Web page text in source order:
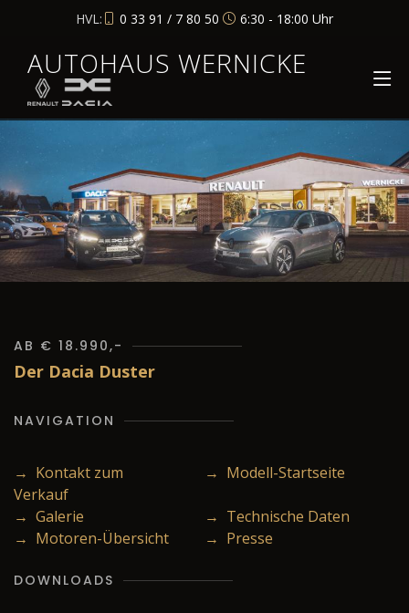
HVL: 0 33 91 / 7 80 50 6:30 - 18:00 Uhr
AUTOHAUS WERNICKE
AB € 18.990,-
Der Dacia Duster
NAVIGATION
→ Kontakt zum
Verkauf
→ Modell-Startseite
→ Galerie
→ Technische Daten
→ Motoren-Übersicht
→ Presse
DOWNLOADS